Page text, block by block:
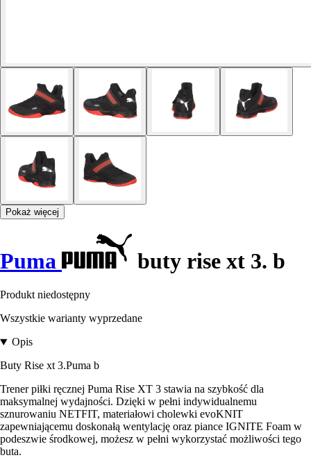
Pokaż więcej
Puma buty rise xt 3. b
Produkt niedostępny
Wszystkie warianty wyprzedane
Opis
Buty Rise xt 3.Puma b
Trener piłki ręcznej Puma Rise XT 3 stawia na szybkość dla
maksymalnej wydajności. Dzięki w pełni indywidualnemu
sznurowaniu NETFIT, materiałowi cholewki evoKNIT
zapewniającemu doskonałą wentylację oraz piance IGNITE Foam w
podeszwie środkowej, możesz w pełni wykorzystać możliwości tego
buta.